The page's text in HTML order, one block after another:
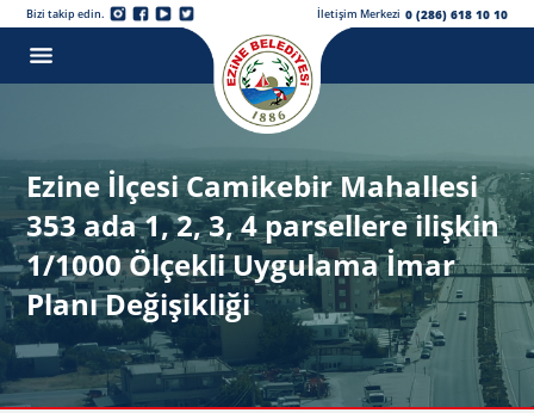
Bizi takip edin. İletişim Merkezi 0 (286) 618 10 10
Ezine İlçesi Camikebir Mahallesi
353 ada 1, 2, 3, 4 parsellere ilişkin
1/1000 Ölçekli Uygulama İmar
Planı Değişikliği